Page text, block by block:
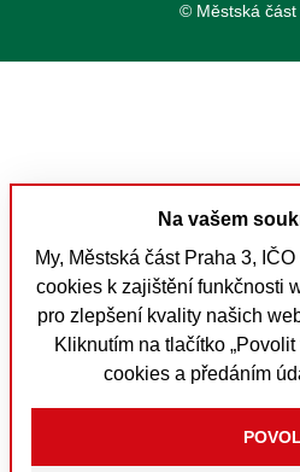
Na vašem
My, Městská část Praha 3,
cookies k zajištění funkčnosti
pro zlepšení kvality našich
Kliknutím na tlačítko
cookies a předáním
© Městská část